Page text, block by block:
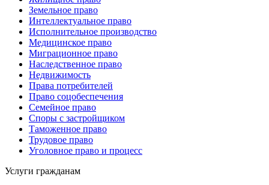
Земельное право
Интеллектуальное право
Исполнительное производство
Медицинское право
Миграционное право
Наследственное право
Недвижимость
Права потребителей
Право соцобеспечения
Семейное право
Споры с застройщиком
Таможенное право
Трудовое право
Уголовное право и процесс
Услуги гражданам